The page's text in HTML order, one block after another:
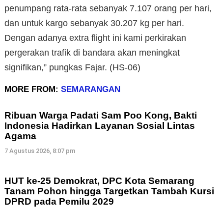
penumpang rata-rata sebanyak 7.107 orang per hari,
dan untuk kargo sebanyak 30.207 kg per hari.
Dengan adanya extra flight ini kami perkirakan
pergerakan trafik di bandara akan meningkat
signifikan,” pungkas Fajar. (HS-06)
MORE FROM: SEMARANGAN
Ribuan Warga Padati Sam Poo Kong, Bakti
Indonesia Hadirkan Layanan Sosial Lintas
Agama
7 Agustus 2026, 8:07 pm
HUT ke-25 Demokrat, DPC Kota Semarang
Tanam Pohon hingga Targetkan Tambah Kursi
DPRD pada Pemilu 2029